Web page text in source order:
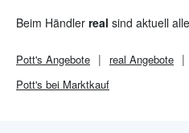
Beim Händler real sind aktuell
Pott's Angebote real Angebote
Pott's bei Marktkauf